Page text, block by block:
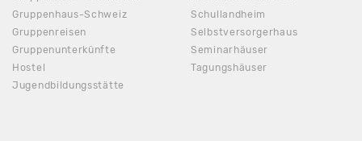
Gruppenhaus-Schweiz
Gruppenreisen
Gruppenunterkünfte
Hostel
Jugendbildungsstätte
Schullandheim
Selbstversorgerhaus
Seminarhäuser
Tagungshäuser